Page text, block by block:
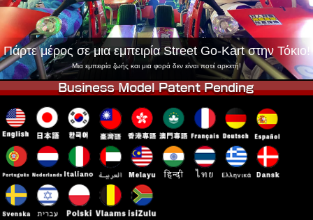
Τόκιο Ακίχαμπαρα #2 Τόκιο Σιμπούγια
Τόκιο Σιμπούγια Annex Τόκιο Κόλπος
Τόκιο Ασακούσα Οσάκα
Οκινάουα
Πάρτε μέρος σε μια εμπειρία Street Go-Kart στην Τόκιο!
Μια εμπειρία ζωής και μια φορά δεν είναι ποτέ αρκετή!